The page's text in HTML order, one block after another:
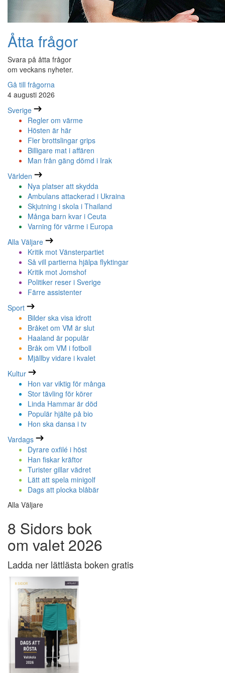
Åtta frågor
Svara på åtta frågor
om veckans nyheter.
Gå till frågorna
4 augusti 2026
Sverige
Regler om värme
Hösten är här
Fler brottslingar grips
Billigare mat i affären
Man från gäng dömd i Irak
Världen
Nya platser att skydda
Ambulans attackerad i Ukraina
Skjutning i skola i Thailand
Många barn kvar i Ceuta
Varning för värme i Europa
Alla Väljare
Kritik mot Vänsterpartiet
Så vill partierna hjälpa flyktingar
Kritik mot Jomshof
Politiker reser i Sverige
Färre assistenter
Sport
Bilder ska visa idrott
Bråket om VM är slut
Haaland är populär
Bråk om VM i fotboll
Mjällby vidare i kvalet
Kultur
Hon var viktig för många
Stor tävling för körer
Linda Hammar är död
Populär hjälte på bio
Hon ska dansa i tv
Vardags
Dyrare oxfilé i höst
Han fiskar kräftor
Turister gillar vädret
Lätt att spela minigolf
Dags att plocka blåbär
Alla Väljare
8 Sidors bok
om valet 2026
Ladda ner lättlästa boken gratis